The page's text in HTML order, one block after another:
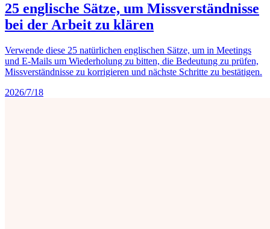
25 englische Sätze, um Missverständnisse
bei der Arbeit zu klären
Verwende diese 25 natürlichen englischen Sätze, um in Meetings
und E-Mails um Wiederholung zu bitten, die Bedeutung zu prüfen,
Missverständnisse zu korrigieren und nächste Schritte zu bestätigen.
2026/7/18